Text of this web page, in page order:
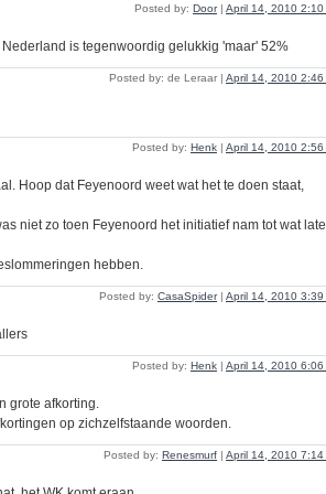
Posted by: Door| April 14, 2010 2:10
is tegenwoordig gelukkig 'maar' 52%
Posted by: de Leraar | April 14, 2010 2:46
Posted by: Henk | April 14, 2010 2:56
Hoop dat Feyenoord weet wat het te doen staat,
niet zo toen Feyenoord het initiatief nam tot wat
hebben.
Posted by: CasaSpider| April 14, 2010 3:39
Posted by: Henk | April 14, 2010 6:06
grote afkorting.
op zichzelfstaande woorden.
Posted by: Renesmurf | April 14, 2010 7:14